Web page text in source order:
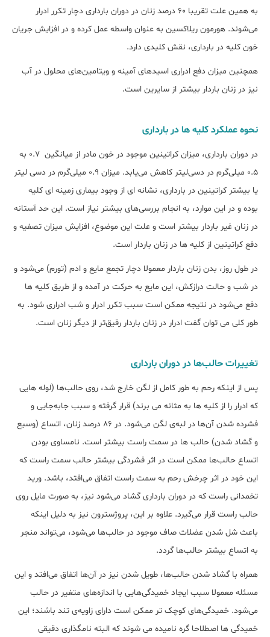
به همین علت تقریبا ۶۰ درصد زنان در دوران بارداری دچار تکرر ادرار
می‌شوند. هورمون ریلاکسین به عنوان واسطه عمل کرده و در افزایش جریان
خون کلیه در بارداری، نقش کلیدی دارد.
همچنین میزان دفع ادراری اسیدهای آمینه و ویتامین‌های محلول در آب
نیز در زنان باردار بیشتر از سایرین است.
نحوه عملکرد کلیه ها در بارداری
در دوران بارداری، میزان کراتینین موجود در خون مادر از میانگین 0.7 به
0.5 میلی‌گرم در دسی‌لیتر کاهش می‌‌‌‌یابد. میزان 0.9 میلی‌گرم در دسی لیتر
یا بیشتر کراتینین در بارداری، نشانه ای از وجود بیماری زمینه ای کلیه
بوده و در این موارد، به انجام بررسی‌های بیشتر نیاز است. این حد آستانه
در زنان غیر باردار بیشتر است و علت این موضوع، افزایش میزان تصفیه و
دفع کراتینین از کلیه ها در زنان باردار است.
در طول روز، بدن زنان باردار معمولا دچار تجمع مایع و ادم (تورم) می‌شود و
در شب و حالت درازکش، این مایع به حرکت در آمده و از طریق کلیه ها
دفع می‌شود در نتیجه ممکن است سبب تکرر ادرار و شب ادراری شود. به
طور کلی می توان گفت ادرار در زنان باردار رقیق‌تر از دیگر زنان است.
تغییرات حالب‌ها در دوران بارداری
پس از اینکه رحم به طور کامل از لگن خارج شد، روی حالب‌ها (لوله هایی
که ادرار را از کلیه ها به مثانه می برند) قرار گرفته و سبب جابه‌جایی و
فشرده شدن آن‌ها در لبه‌ی لگن می‌شود. در ۸۶ درصد زنان، اتساع (وسیع
و گشاد شدن) حالب ها در سمت راست بیشتر است. نامساوی بودن
اتساع حالب‌ها ممکن است در اثر فشردگی بیشتر حالب سمت راست که
این خود در اثر چرخش رحم به سمت راست اتفاق می‌افتد، باشد. ورید
تخمدانی راست که در دوران بارداری گشاد می‌شود نیز، به صورت مایل روی
حالب راست قرار می‌گیرد. علاوه بر این، پروژسترون نیز به دلیل اینکه
باعث شل شدن عضلات صاف موجود در حالب‌ها می‌شود، می‌تواند منجر
به اتساع بیشتر حالب‌‎ها گردد.
همراه با گشاد شدن حالب‌ها، طویل شدن نیز در آن‌ها اتفاق می‌افتد و این
مسئله معمولا سبب ایجاد خمیدگی‌هایی با انداز‌ه‌های متغیر در حالب
می‌شود. خمیدگی‌های کوچک تر ممکن است دارای زاویه‌ی تند باشند؛ این
خمیدگی ها اصطلاحا گره نامیده می شوند که البته نامگذاری دقیقی